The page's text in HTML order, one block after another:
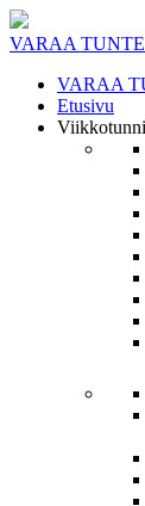
Skip
to
VARAA
VARAA
Etusivu